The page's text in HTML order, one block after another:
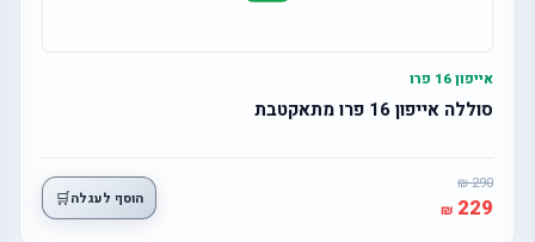
אייפון 16 פרו
סוללה אייפון 16 פרו מתאקטבת
290
229 הוסף לעגלה🛒